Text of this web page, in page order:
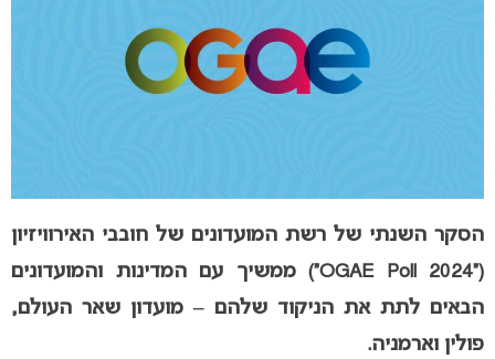
הסקר השנתי של רשת המועדונים של חובבי האירוויזיון
(“OGAE Poll 2024”) ממשיך עם המדינות והמועדונים
הבאים לתת את הניקוד שלהם – מועדון שאר העולם,
פולין וארמניה.